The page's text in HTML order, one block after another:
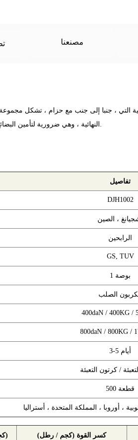
مصنعنا
التي ، جنبا إلى جنب مع حزام ، تشكل
النهائية ، وهي ضرورية لتأمين البضائع أثناء النقل. وهي مصممة للعمل مع حزام لتوفير التوتر وتأمين الأحمال بشكل فعال.
تفاصيل
DJH1002
، الصين
الرابحين
GS, TUV
1 بوصة
الصلب
400daN / 400KG /
800daN / 800KG /
3-5 أيام
/ كرتون التعبئة
500 قطعة
، أوروبا ، المملكة المتحدة ، أستراليا
WLL (كجم / رطل) كسر القوة (كجم / رطل)